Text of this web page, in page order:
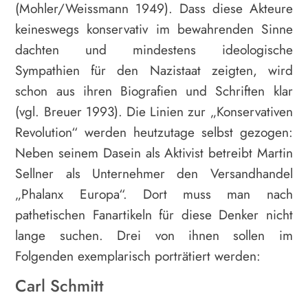
(Mohler/Weissmann 1949). Dass diese Akteure
keineswegs konservativ im bewahrenden Sinne
dachten und mindestens ideologische
Sympathien für den Nazistaat zeigten, wird
schon aus ihren Biografien und Schriften klar
(vgl. Breuer 1993). Die Linien zur „Konservativen
Revolution“ werden heutzutage selbst gezogen:
Neben seinem Dasein als Aktivist betreibt Martin
Sellner als Unternehmer den Versandhandel
„Phalanx Europa“. Dort muss man nach
pathetischen Fanartikeln für diese Denker nicht
lange suchen. Drei von ihnen sollen im
Folgenden exemplarisch porträtiert werden:
Carl Schmitt